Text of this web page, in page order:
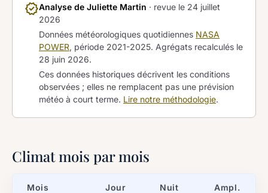
verifiedAnalyse de Juliette Martin · revue le 24 juillet
2026
Données météorologiques quotidiennes NASA
POWER, période 2021-2025. Agrégats recalculés le
28 juin 2026.
Ces données historiques décrivent les conditions
observées ; elles ne remplacent pas une prévision
météo à court terme. Lire notre méthodologie.
Climat mois par mois
Mois Jour Nuit Ampl.